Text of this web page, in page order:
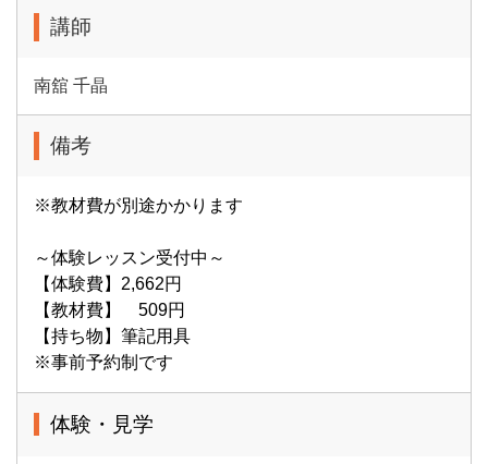
講師
南舘 千晶
備考
※教材費が別途かかります
～体験レッスン受付中～
【体験費】2,662円
【教材費】 509円
【持ち物】筆記用具
※事前予約制です
体験・見学